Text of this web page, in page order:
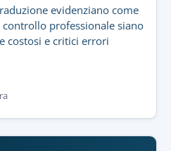
evidenziano come
professionale siano
costosi e critici errori